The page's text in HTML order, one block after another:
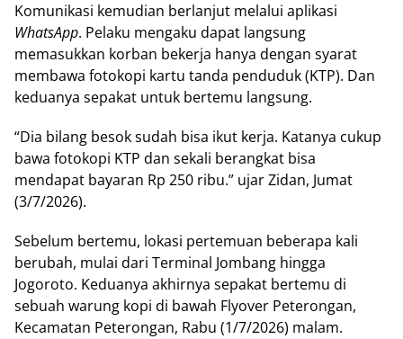
Komunikasi kemudian berlanjut melalui aplikasi
WhatsApp. Pelaku mengaku dapat langsung
memasukkan korban bekerja hanya dengan syarat
membawa fotokopi kartu tanda penduduk (KTP). Dan
keduanya sepakat untuk bertemu langsung.
“Dia bilang besok sudah bisa ikut kerja. Katanya cukup
bawa fotokopi KTP dan sekali berangkat bisa
mendapat bayaran Rp 250 ribu.” ujar Zidan, Jumat
(3/7/2026).
Sebelum bertemu, lokasi pertemuan beberapa kali
berubah, mulai dari Terminal Jombang hingga
Jogoroto. Keduanya akhirnya sepakat bertemu di
sebuah warung kopi di bawah Flyover Peterongan,
Kecamatan Peterongan, Rabu (1/7/2026) malam.